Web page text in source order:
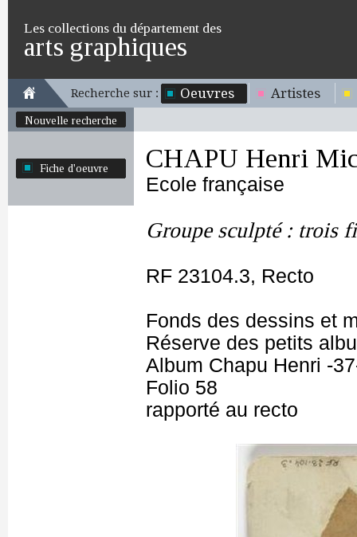
Les collections du département des
arts graphiques
Recherche sur : Oeuvres Artistes
Nouvelle recherche
Fiche d'oeuvre CHAPU Henri
Ecole française
Groupe sculpté : trois
RF 23104.3, Recto
Fonds des dessins et
Réserve des petits
Album Chapu Henri -
Folio 58
rapporté au recto